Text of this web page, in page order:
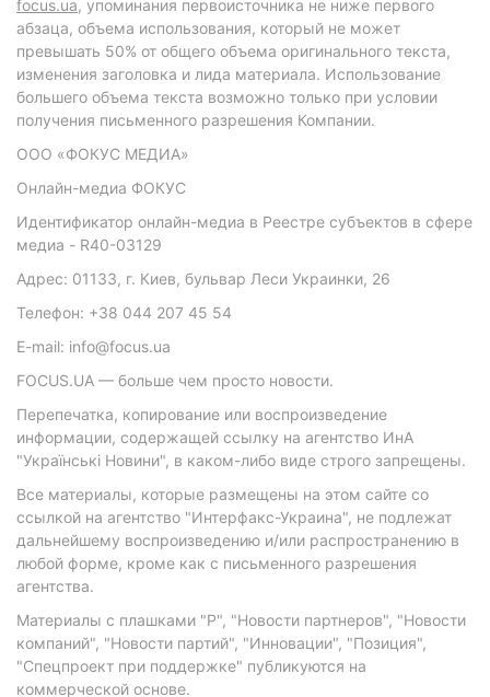
focus.ua, упоминания первоисточника не ниже первого
абзаца, объема использования, который не может
превышать 50% от общего объема оригинального текста,
изменения заголовка и лида материала. Использование
большего объема текста возможно только при условии
получения письменного разрешения Компании.
ООО «ФОКУС МЕДИА»
Онлайн-медиа ФОКУС
Идентификатор онлайн-медиа в Реестре субъектов в сфере
медиа - R40-03129
Адрес: 01133, г. Киев, бульвар Леси Украинки, 26
Телефон: +38 044 207 45 54
E-mail: info@focus.ua
FOCUS.UA — больше чем просто новости.
Перепечатка, копирование или воспроизведение
информации, содержащей ссылку на агентство ИнА
"Українські Новини", в каком-либо виде строго запрещены.
Все материалы, которые размещены на этом сайте со
ссылкой на агентство "Интерфакс-Украина", не подлежат
дальнейшему воспроизведению и/или распространению в
любой форме, кроме как с письменного разрешения
агентства.
Материалы с плашками "Р", "Новости партнеров", "Новости
компаний", "Новости партий", "Инновации", "Позиция",
"Спецпроект при поддержке" публикуются на
коммерческой основе.